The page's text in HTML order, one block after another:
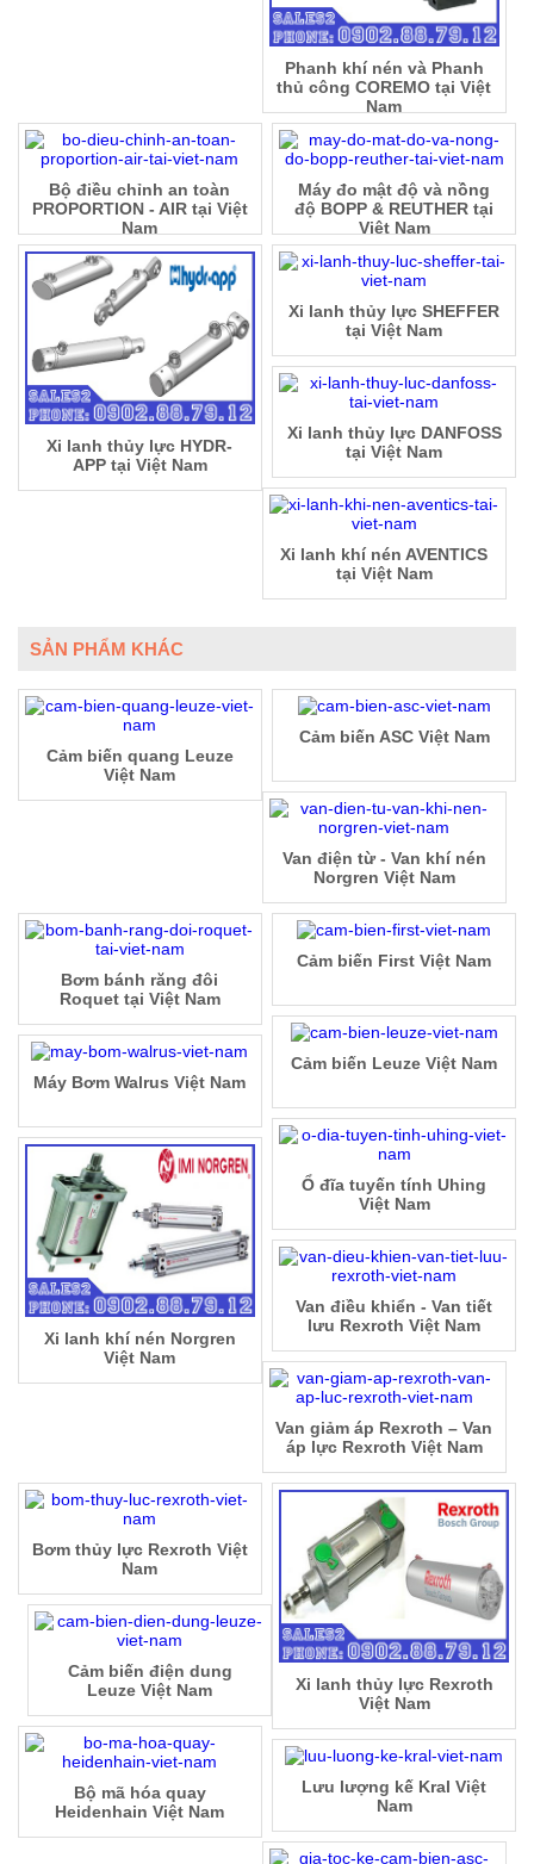
Phanh khí nén và Phanh
thủ công COREMO tại Việt
Nam
Máy đo mật độ và nồng
độ BOPP & REUTHER tại
Việt Nam
Bộ điều chỉnh an toàn
PROPORTION - AIR tại Việt
Nam
Xi lanh thủy lực SHEFFER
tại Việt Nam
Xi lanh thủy lực HYDR-
APP tại Việt Nam
Xi lanh thủy lực DANFOSS
tại Việt Nam
Xi lanh khí nén AVENTICS
tại Việt Nam
SẢN PHẨM KHÁC
Cảm biến quang Leuze
Việt Nam
Cảm biến ASC Việt Nam
Van điện từ - Van khí nén
Norgren Việt Nam
Cảm biến First Việt Nam
Bơm bánh răng đôi
Roquet tại Việt Nam
Cảm biến Leuze Việt Nam
Máy Bơm Walrus Việt Nam
Ổ đĩa tuyến tính Uhing
Việt Nam
Xi lanh khí nén Norgren
Việt Nam
Van điều khiển - Van tiết
lưu Rexroth Việt Nam
Van giảm áp Rexroth – Van
áp lực Rexroth Việt Nam
Xi lanh thủy lực Rexroth
Việt Nam
Bơm thủy lực Rexroth Việt
Nam
Cảm biến điện dung
Leuze Việt Nam
Bộ mã hóa quay
Heidenhain Việt Nam
Lưu lượng kế Kral Việt
Nam